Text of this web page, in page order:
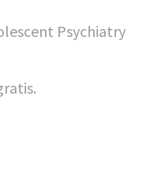
Psychiatry